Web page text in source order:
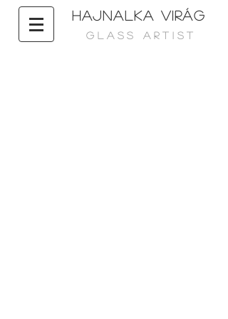
HAJNALKA VIRÁG
G L A S S A R T I S T